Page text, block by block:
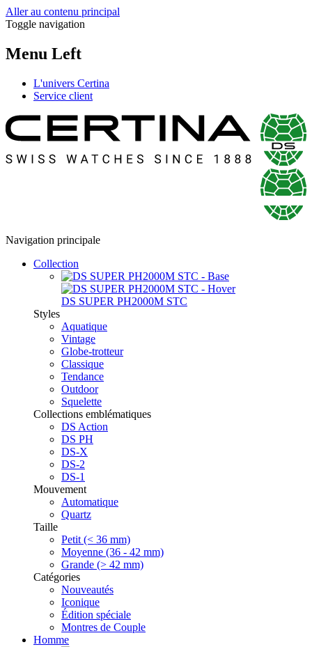
Aller au contenu principal
Toggle navigation
Menu Left
L'univers Certina
Service client
Navigation principale
Collection
DS SUPER PH2000M STC
Styles
Aquatique
Vintage
Globe-trotteur
Classique
Tendance
Outdoor
Squelette
Collections emblématiques
DS Action
DS PH
DS-X
DS-2
DS-1
Mouvement
Automatique
Quartz
Taille
Petit (< 36 mm)
Moyenne (36 - 42 mm)
Grande (> 42 mm)
Catégories
Nouveautés
Iconique
Édition spéciale
Montres de Couple
Homme